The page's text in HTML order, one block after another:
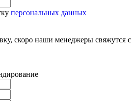
персональных данных
скоро наши менеджеры свяжутся с